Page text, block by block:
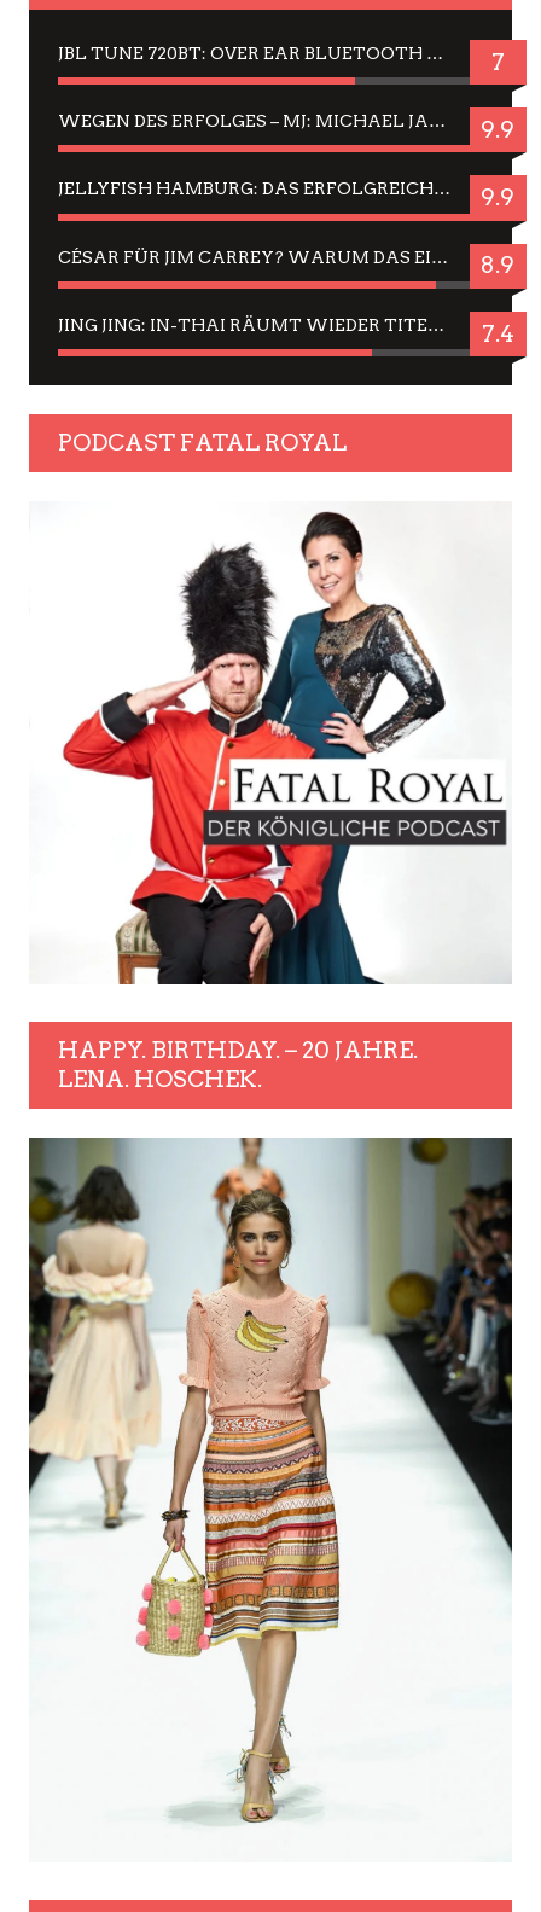
JBL TUNE 720BT: OVER EAR BLUETOOTH KOPFHÖRER UM DIE 50,-€ IM DAUER-TEST 7
WEGEN DES ERFOLGES – MJ: MICHAEL JACKSON MUSICAL IN EINER MATINEE SEHEN 9.9
JELLYFISH HAMBURG: DAS ERFOLGREICHE SOMMER-MENÜ 2025 IN GEFÜHLEN UND BILDERN 9.9
CÉSAR FÜR JIM CARREY? WARUM DAS EINER DER NERVIGSTEN ACTORS IST UND BLEIBT 8.9
JING JING: IN-THAI RÄUMT WIEDER TITEL AB – EIN ZWEI-STUNDEN-ERLEBNISBERICHT 7.4
PODCAST FATAL ROYAL
HAPPY. BIRTHDAY. – 20 JAHRE.
LENA. HOSCHEK.